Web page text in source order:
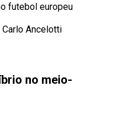
futebol europeu
Carlo Ancelotti
no meio-